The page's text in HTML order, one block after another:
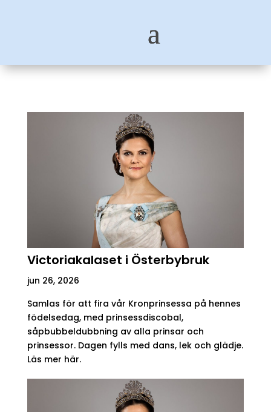
Victoriakalaset i Österbybruk
jun 26, 2026
Samlas för att fira vår Kronprinsessa på hennes
födelsedag, med prinsessdiscobal,
såpbubbeldubbning av alla prinsar och
prinsessor. Dagen fylls med dans, lek och glädje.
Läs mer här.